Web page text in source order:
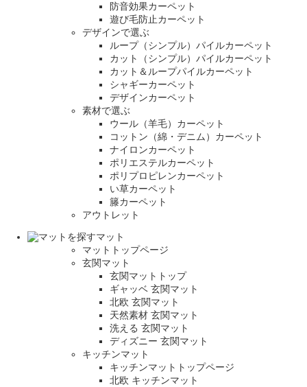
防音効果カーペット
遊び毛防止カーペット
デザインで選ぶ
ループ（シンプル）パイルカーペット
カット（シンプル）パイルカーペット
カット＆ループパイルカーペット
シャギーカーペット
デザインカーペット
素材で選ぶ
ウール（羊毛）カーペット
コットン（綿・デニム）カーペット
ナイロンカーペット
ポリエステルカーペット
ポリプロピレンカーペット
い草カーペット
籐カーペット
アウトレット
マット
マットトップページ
玄関マット
玄関マットトップ
ギャッベ 玄関マット
北欧 玄関マット
天然素材 玄関マット
洗える 玄関マット
ディズニー 玄関マット
キッチンマット
キッチンマットトップページ
北欧 キッチンマット